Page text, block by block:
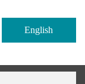
English